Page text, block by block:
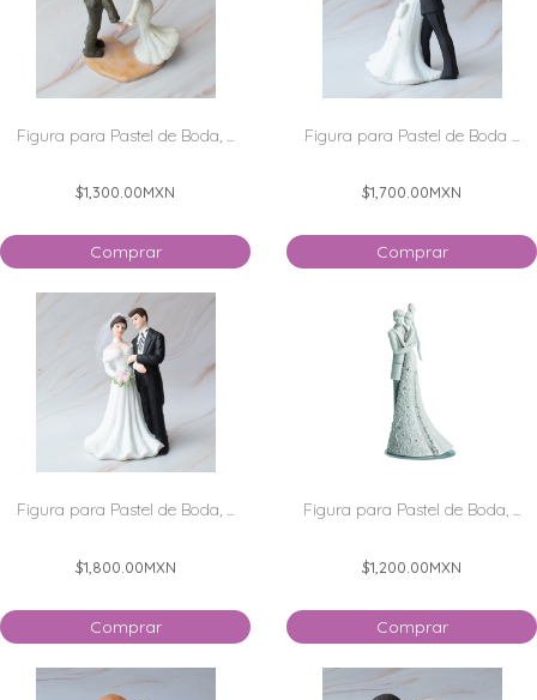
Figura para Pastel de Boda, ...
$1,300.00MXN
Comprar
Figura para Pastel de Boda ...
$1,700.00MXN
Comprar
Figura para Pastel de Boda, ...
$1,800.00MXN
Comprar
Figura para Pastel de Boda, ...
$1,200.00MXN
Comprar